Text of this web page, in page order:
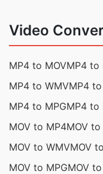
Video
MP4 to MOVMP4 to
MP4 to WMVMP4
MP4 to MPGMP4 to
MOV to MP4MOV to
MOV to WMVMOV
MOV to MPGMOV